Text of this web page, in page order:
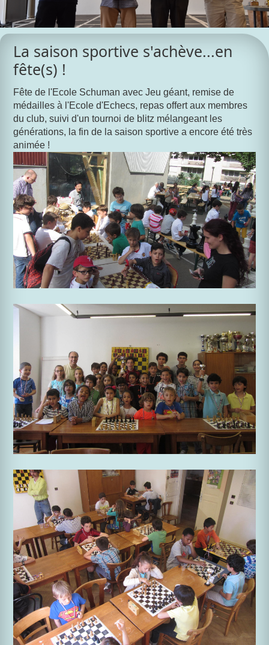
La saison sportive s'achève...en
fête(s) !
Fête de l'Ecole Schuman avec Jeu géant, remise de
médailles à l'Ecole d'Echecs, repas offert aux membres
du club, suivi d'un tournoi de blitz mélangeant les
générations, la fin de la saison sportive a encore été très
animée !